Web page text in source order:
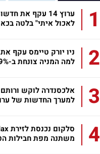
1
לאכול איתי" בלטה בכאן
2
ניו יורק טיימס עקף
למה המניה צונחת ב-9%?
3
אלכסנדרה לוקש
למערך החדשות של ערוץ
4
משתנה מפת חבילות